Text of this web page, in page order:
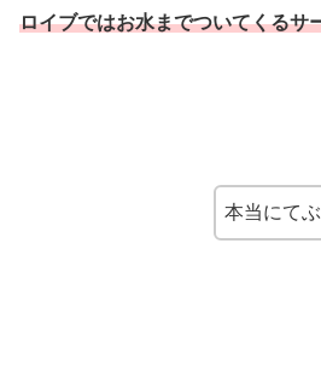
ロイブではお水までついてくるサ
本当にて